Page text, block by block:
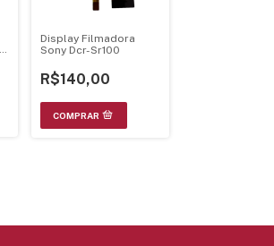
Display Filmadora
Sony Dcr-Sr100
R$140,00